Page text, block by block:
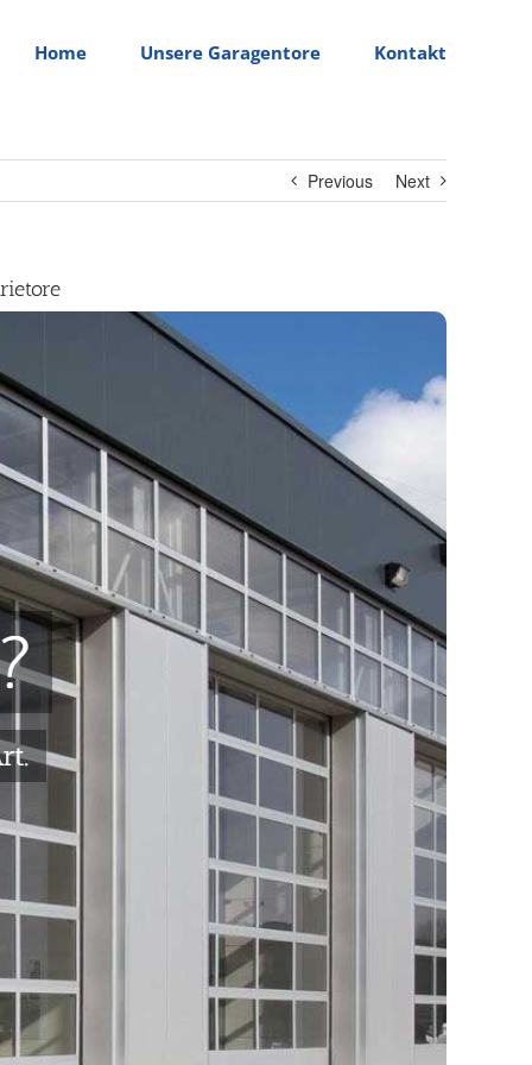
Home Unsere Garagentore Kontakt
Previous Next